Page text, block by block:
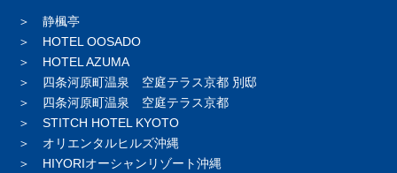
静楓亭
HOTEL OOSADO
HOTEL AZUMA
四条河原町温泉 空庭テラス京都 別邸
四条河原町温泉 空庭テラス京都
STITCH HOTEL KYOTO
オリエンタルヒルズ沖縄
HIYORIオーシャンリゾート沖縄